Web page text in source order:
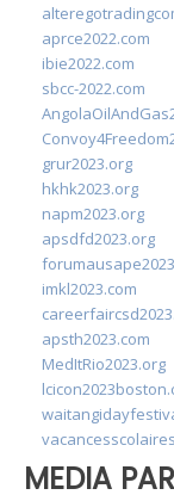
aprce2022.com
ibie2022.com
sbcc-2022.com
grur2023.org
hkhk2023.org
napm2023.org
apsdfd2023.org
imkl2023.com
apsth2023.com
MedItRio2023.org
MEDIA